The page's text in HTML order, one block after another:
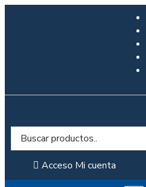
Acceso Mi cuenta